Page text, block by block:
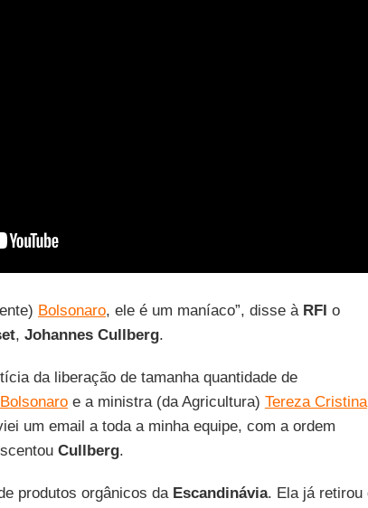
Bolsonaro, ele é um maníaco”, disse à RFI o
, Johannes Cullberg.
da liberação de tamanha quantidade de
Bolsonaroe a ministra (da Agricultura) Tereza Cristina
um email a toda a minha equipe, com a ordem
Cullberg.
produtos orgânicos da Escandinávia. Ela já retirou